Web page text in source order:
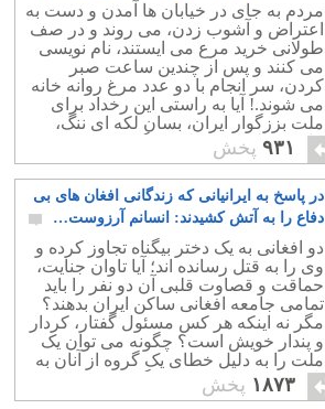
مردم به جای در خیابان ها آمدن و دست به
اعتراض و آشوب زدن، می روند و در صف
طولانی خرید مرع می ایستند، نام نویسی
می کنند و پس از چندین ساعت صبر
کردن، سر انجام با دو عدد مرغ روانه خانه
می شوند.! آیا به راستی این رخداد برای
ملت بززگوار ایران، بسان لکه ای ننگ،
مایه خجالت و سر افنکندگی نیست؟
۹۳۱ پخش
در پاسخ به ایرانیانی که زندگانی افغان های بی
دفاع را به آتش کشیدند: انسانم آرزوست…
دو افغانی به یک دختر بیگناه تجاوز کرده و
وی را به قتل رسانده اند؛ آیا تاوان جنایت،
حماقت و قصاوت قلبی آن دو نفر را باید
تمامی جامعه افغانی ساکن ایران بدهند؟
مگر نه اینکه هر کس مسئول گفتار، کردار
و پندار خویش است؟ چگونه می توان یک
ملت را به دلیل خطای یک گروه از آنان به
باد کتک و فحش و تحقیر گرفت؟
۱۸۷۳ پخش